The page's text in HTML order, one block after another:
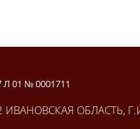
01 № 0001711
ИВАНОВСКАЯ ОБЛАСТЬ,